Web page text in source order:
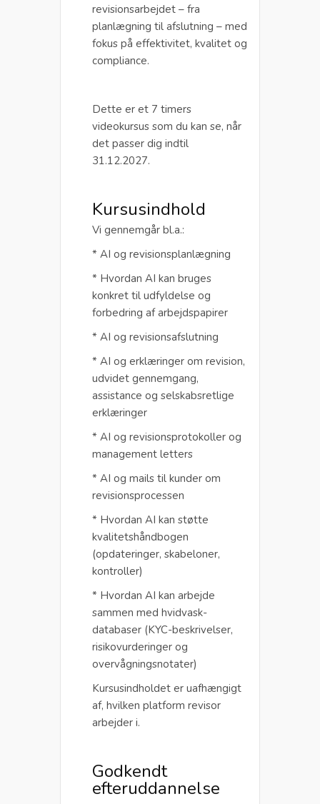
revisionsarbejdet – fra
planlægning til afslutning – med
fokus på effektivitet, kvalitet og
compliance.
Dette er et 7 timers
videokursus som du kan se, når
det passer dig indtil
31.12.2027.
Kursusindhold
Vi gennemgår bl.a.:
* AI og revisionsplanlægning
* Hvordan AI kan bruges
konkret til udfyldelse og
forbedring af arbejdspapirer
* AI og revisionsafslutning
* AI og erklæringer om revision,
udvidet gennemgang,
assistance og selskabsretlige
erklæringer
* AI og revisionsprotokoller og
management letters
* AI og mails til kunder om
revisionsprocessen
* Hvordan AI kan støtte
kvalitetshåndbogen
(opdateringer, skabeloner,
kontroller)
* Hvordan AI kan arbejde
sammen med hvidvask-
databaser (KYC-beskrivelser,
risikovurderinger og
overvågningsnotater)
Kursusindholdet er uafhængigt
af, hvilken platform revisor
arbejder i.
Godkendt
efteruddannelse